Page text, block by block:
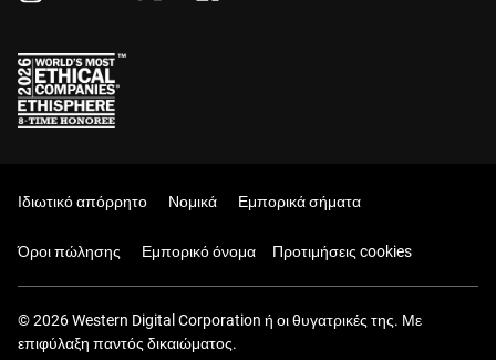
Ιδιωτικό απόρρητο Νομικά Εμπορικά σήματα
Όροι πώλησης Εμπορικό όνομα Προτιμήσεις cookies
© 2026 Western Digital Corporation ή οι θυγατρικές της. Με
επιφύλαξη παντός δικαιώματος.